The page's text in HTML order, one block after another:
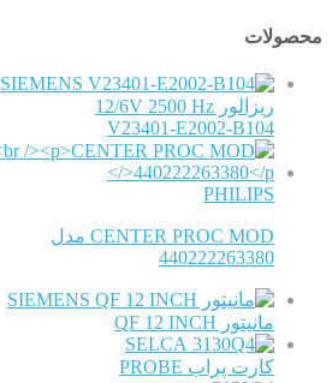
محصولات
SIEMENS
ریزالور 12/6V 2500 Hz
V23401-E2002-B104
PHILIPS
CENTER PROC MOD مدل
440222263380
SIEMENS
مانیتور QF 12 INCH
SELCA
کارت پراب PROBE